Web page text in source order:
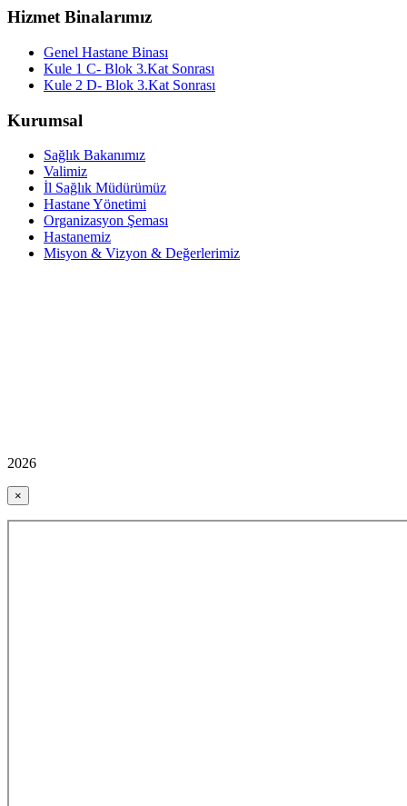
Hizmet Binalarımız
Genel Hastane Binası
Kule 1 C- Blok 3.Kat Sonrası
Kule 2 D- Blok 3.Kat Sonrası
Kurumsal
Sağlık Bakanımız
Valimiz
İl Sağlık Müdürümüz
Hastane Yönetimi
Organizasyon Şeması
Hastanemiz
Misyon & Vizyon & Değerlerimiz
2026
×